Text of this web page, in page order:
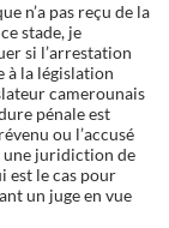
n’a pas reçu de la
stade, je
si l’arrestation
à la législation
camerounais
pénale est
ou l’accusé
une juridiction de
est le cas pour
un juge en vue